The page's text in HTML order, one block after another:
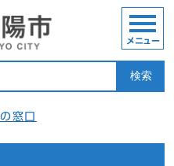
検索
メニュー
窓口